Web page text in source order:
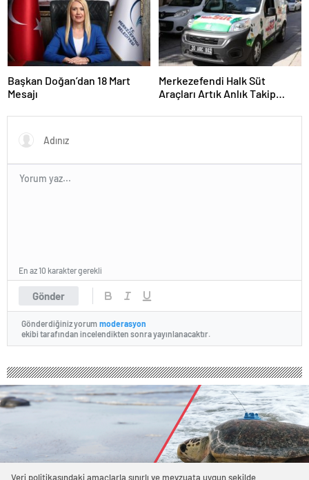
Başkan Doğan’dan 18 Mart
Mesajı
Merkezefendi Halk Süt
Araçları Artık Anlık Takip
Gönder
En az 10 karakter gerekli
Gönderdiğiniz yorum moderasyon
ekibi tarafından incelendikten sonra yayınlanacaktır.
Veri politikasındaki amaçlarla sınırlı ve mevzuata uygun şekilde